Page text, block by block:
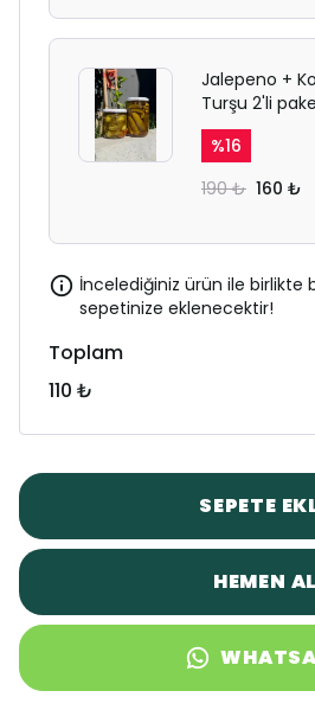
Jalepeno +
Turşu 2'li
%16
190 ₺ 160 ₺
İncelediğiniz ürün ile birlikte
sepetinize eklenecektir!
Toplam
110 ₺
SEPETE
HEMEN AL